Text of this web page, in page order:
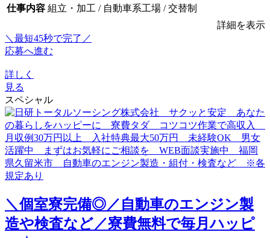
仕事内容 組立・加工 / 自動車系工場 / 交替制
詳細を表示
＼最短45秒で完了／
応募へ進む
詳しく
見る
スペシャル
＼個室寮完備◎／自動車のエンジン製
造や検査など／寮費無料で毎月ハッピ